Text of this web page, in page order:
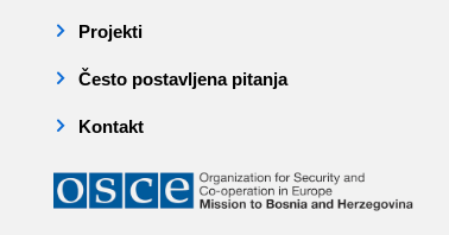
Projekti
Često postavljena pitanja
Kontakt